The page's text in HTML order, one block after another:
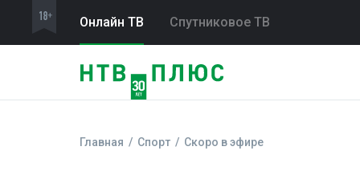
Онлайн ТВ Спутниковое ТВ
Главная Спорт Скоро в эфире